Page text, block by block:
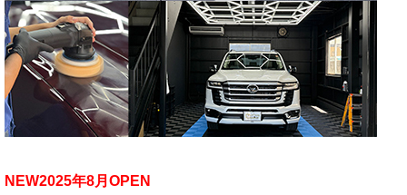
NEW2025年8月OPEN